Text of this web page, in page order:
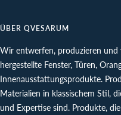
ÜBER QVESARUM
Wir entwerfen, produzieren
hergestellte Fenster, Türen,
Innenausstattungsprodukte.
Materialien in klassischem Stil,
und Expertise sind. Produkte,